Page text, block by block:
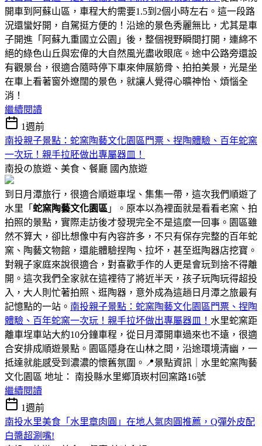
開車到阿蘇山區，車程大約需要1.5到2個小時左右。這一段路
況還蠻好開，自駕挺方便的！沿途的景色秀麗無比，尤其是車
子開進「阿蘇九重國立公園」後，整個視野瞬間打開，連綿不
絕的綠色山丘與宏偉的大自然風光盡收眼底。途中公路旁還設
有觀景台，很適合隨時停下車來伸展筋骨、拍拍美景，光是坐
在車上看著窗外遼闊的景色，就讓人覺得心曠神怡、煩惱全
消！
繼續閱讀
1週前
南投親子景點：蛇窯陶藝文化園區門票、捏陶體驗、百年蛇窯
一次玩！親手拉胚做出專屬器皿！
南投の旅遊、美食、餐廳 國內旅遊
到日月潭旅行，很適合順遊車埕、集集一帶，這次我們順遊了
水里「 蛇窯陶藝文化園區 」。原本以為裡面就是看看老窯、拍
拍照的景點，實際走訪後才發現完全不是這麼一回事。園區雖
然不算大，卻比想像中有內容許多，不只有保存完整的百年蛇
窯、陶藝文物館，還能體驗捏陶、拉坏，甚至逛陶器店挖寶。
對親子家庭來說很適合，對喜歡手作的人更是會玩到捨不得離
開。這次我們全家就在這裡待了將近半天，孩子玩陶玩得超投
入，大人則忙著拍照、逛陶器，意外成為這趟日月潭之旅最有
記憶點的一站。 南投親子景點：蛇窯陶藝文化園區門票、捏陶
體驗、百年蛇窯一次玩！親手拉坏做出專屬器皿！ 水里蛇窯距
離車埕車站大約10分鐘車程，從日月潭開車過來也不遠，很適
合安排成順遊景點。園區隱身在山林之間，沿途環境清幽，一
抵達就能感受到濃濃的懷舊氛圍。📍景點資訊｜水里蛇窯陶藝
文化園區 地址： 南投縣水里鄉頂崁村回窯路16號
繼續閱讀
1週前
南投水里美食「水里章肉圓」在地人氣肉圓推薦，Q彈外皮配
白醬超涮嘴!